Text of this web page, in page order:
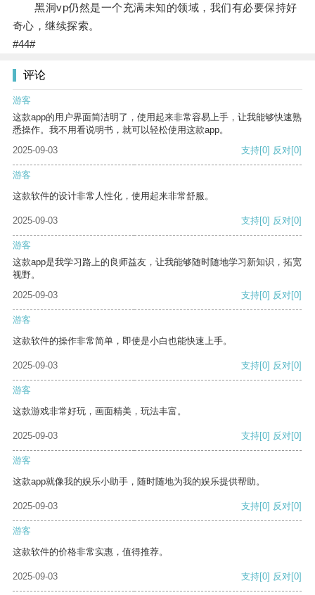
黑洞vp仍然是一个充满未知的领域，我们有必要保持好
奇心，继续探索。
#44#
评论
游客
这款app的用户界面简洁明了，使用起来非常容易上手，让我能够快速熟
悉操作。我不用看说明书，就可以轻松使用这款app。
2025-09-03
支持[0] 反对[0]
游客
这款软件的设计非常人性化，使用起来非常舒服。
2025-09-03 支持[0] 反对[0]
游客
这款app是我学习路上的良师益友，让我能够随时随地学习新知识，拓宽
视野。
2025-09-03
支持[0] 反对[0]
游客
这款软件的操作非常简单，即使是小白也能快速上手。
2025-09-03 支持[0] 反对[0]
游客
这款游戏非常好玩，画面精美，玩法丰富。
2025-09-03 支持[0] 反对[0]
游客
这款app就像我的娱乐小助手，随时随地为我的娱乐提供帮助。
2025-09-03 支持[0] 反对[0]
游客
这款软件的价格非常实惠，值得推荐。
2025-09-03 支持[0] 反对[0]